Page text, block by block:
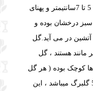
گیاه ، ساده و متناوب و کامل به طول 5 تا 7سانتیمتر و پهنای
درخشان بوده و
در می آید.گل
هستند ، گل
کوچک بوده ( هر گل
بین 5 تا 10 میلیمتر میباشد ) و دارای 5 گلبرگ میباشد ، این